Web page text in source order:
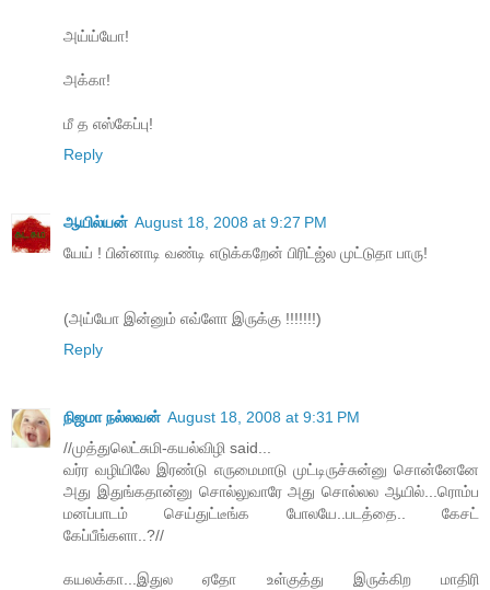
அய்ய்யோ!
அக்கா!
மீ த எஸ்கேப்பு!
Reply
ஆயில்யன் August 18, 2008 at 9:27 PM
யேய் ! பின்னாடி வண்டி எடுக்கறேன் பிரிட்ஜ்ல முட்டுதா பாரு!
(அய்யோ இன்னும் எவ்ளோ இருக்கு !!!!!!!)
Reply
நிஜமா நல்லவன் August 18, 2008 at 9:31 PM
//முத்துலெட்சுமி-கயல்விழி said...
வர்ர வழியிலே இரண்டு எருமைமாடு முட்டிருச்சுன்னு சொன்னேனே
அது இதுங்கதான்னு சொல்லுவாரே அது சொல்லல ஆயில்...ரொம்ப
மனப்பாடம் செய்துட்டீங்க போலயே..படத்தை.. கேசட்
கேப்பீங்களா..?//
கயலக்கா...இதுல ஏதோ உள்குத்து இருக்கிற மாதிரி